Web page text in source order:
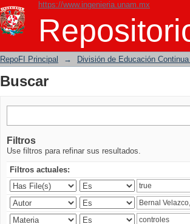
https://www.ingenieria.unam.mx
Buscar
RepoFI Principal → División de Educación
Buscar
Filtros
Use filtros para refinar sus resultados.
Filtros actuales: